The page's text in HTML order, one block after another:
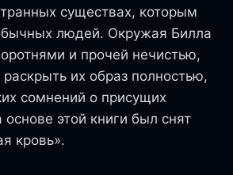
существах, которым
людей. Окружая Билла
и прочей нечистью,
их образ полностью,
сомнений о присущих
этой книги был снят
кровь».